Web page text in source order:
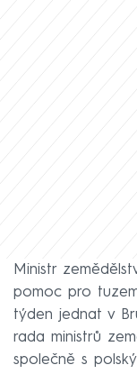
Ministr
pomoc pro
týden jednat v
rada ministrů
společně s